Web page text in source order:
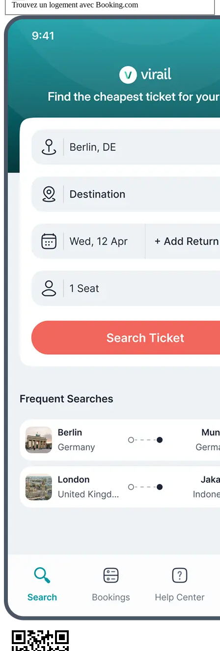
Trouvez un logement avec Booking.com